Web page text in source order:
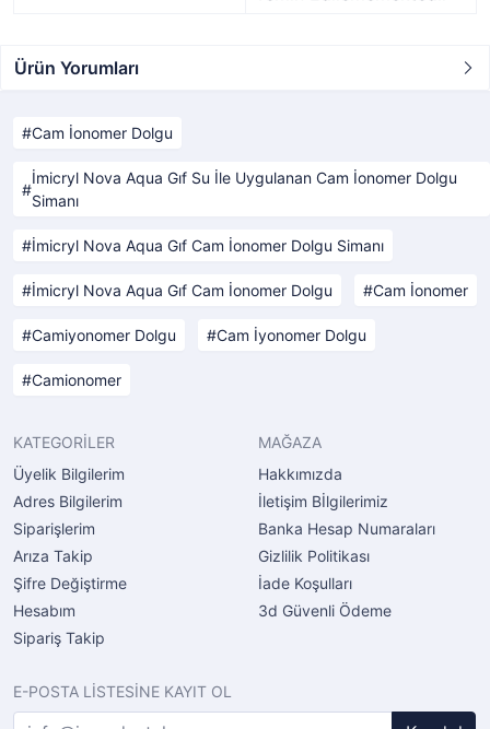
Ürün Yorumları
Cam İonomer Dolgu
İmicryl Nova Aqua Gıf Su İle Uygulanan Cam İonomer Dolgu
Simanı
İmicryl Nova Aqua Gıf Cam İonomer Dolgu Simanı
İmicryl Nova Aqua Gıf Cam İonomer Dolgu Cam İonomer
Camiyonomer Dolgu Cam İyonomer Dolgu
Camionomer
KATEGORİLER
Üyelik Bilgilerim
Adres Bilgilerim
Siparişlerim
Arıza Takip
Şifre Değiştirme
Hesabım
Sipariş Takip
MAĞAZA
Hakkımızda
İletişim Bİlgilerimiz
Banka Hesap Numaraları
Gizlilik Politikası
İade Koşulları
3d Güvenli Ödeme
E-POSTA LİSTESİNE KAYIT OL